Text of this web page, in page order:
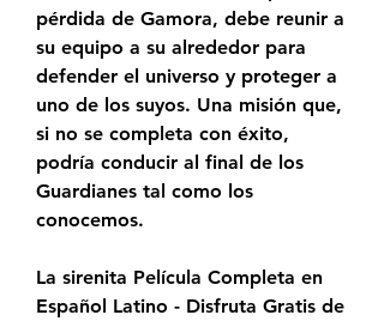
pérdida de Gamora, debe reunir a
su equipo a su alrededor para
defender el universo y proteger a
uno de los suyos. Una misión que,
si no se completa con éxito,
podría conducir al final de los
Guardianes tal como los
conocemos.
La sirenita Película Completa en
Español Latino - Disfruta Gratis de